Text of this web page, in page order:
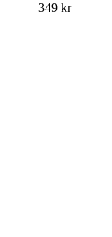
349 kr